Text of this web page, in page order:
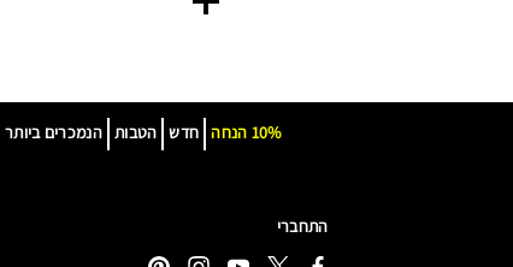
הנמכרים ביותר הטבות חדש 10% הנחה
התחברי